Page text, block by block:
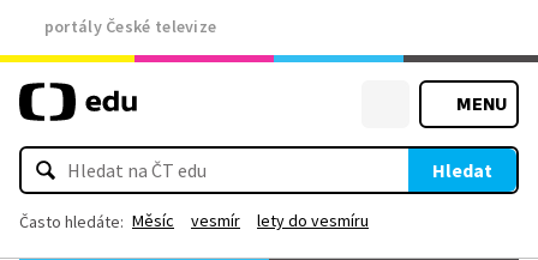
portály České televize
MENU
Hledat
Často hledáte: Měsíc vesmír lety do vesmíru